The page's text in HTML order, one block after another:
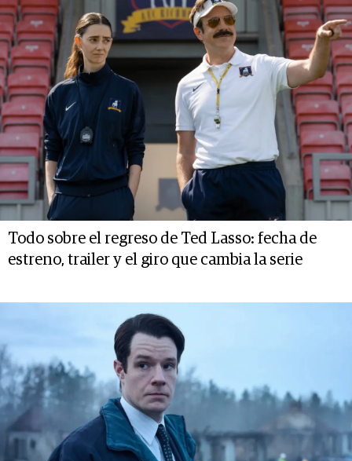
Todo sobre el regreso de Ted Lasso: fecha de
estreno, trailer y el giro que cambia la serie